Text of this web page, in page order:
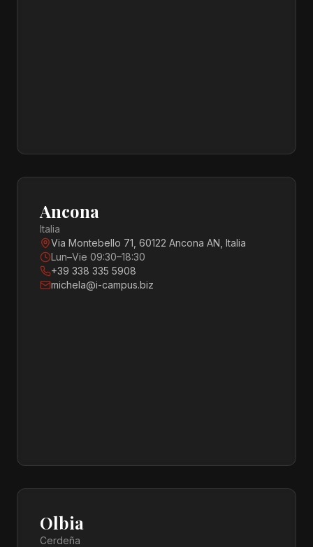
Ancona
Italia
Via Montebello 71, 60122 Ancona AN, Italia
Lun–Vie 09:30–18:30
+39 338 335 5908
michela@i-campus.biz
Olbia
Cerdeña